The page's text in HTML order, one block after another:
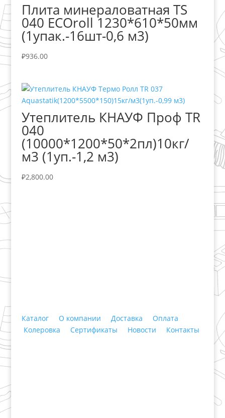
Плита минераловатная TS
040 ECOroll 1230*610*50мм
(1упак.-16шт-0,6 м3)
₽936.00
Утеплитель КНАУФ Проф TR
040
(10000*1200*50*2пл)10кг/
м3 (1уп.-1,2 м3)
₽2,800.00
Каталог О компании Доставка
Оплата
Колеровка
Сертификаты Новости Контакты